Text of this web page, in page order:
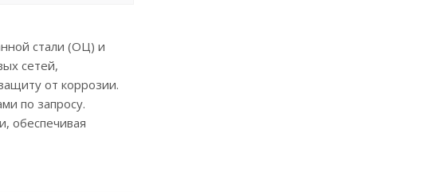
стали (ОЦ) и
сетей,
от коррозии.
по запросу.
обеспечивая